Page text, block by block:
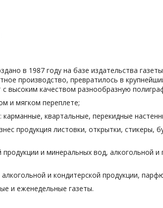
в 1987 году на базе издательства
производство, превратилось в
высоким качеством разнообразную
и мягком переплете;
карманные, квартальные, перекидные
продукция листовки, открытки,
продукции и минеральных вод,
и кондитерской продукции,
и еженедельные газеты.